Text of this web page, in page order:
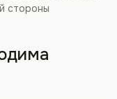
стороны